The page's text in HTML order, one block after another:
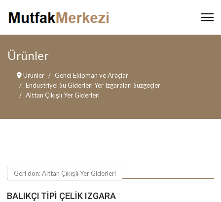
Ürünler
Ürünler
Genel Ekipman ve Araçlar
Endüstriyel Su Giderleri Yer Izgaraları Süzgeçler
Alttan Çıkışlı Yer Giderleri
Geri dön: Alttan Çıkışlı Yer Giderleri
BALIKÇI TIPI ÇELIK IZGARA